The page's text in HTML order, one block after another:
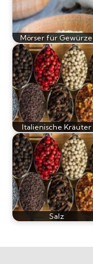
Mörser für Gewürze
Italienische Kräuter
Salz